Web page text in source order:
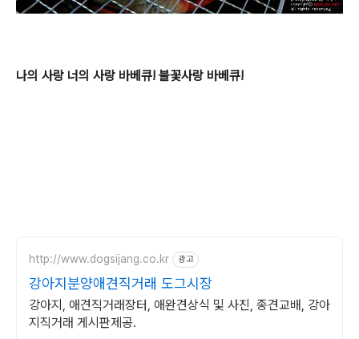
나의 사랑 너의 사랑 바베큐! 불꽃사랑 바베큐!
http://www.dogsijang.co.kr 광고
강아지분양애견직거래 도그시장
강아지, 애견직거래장터, 애완견상식 및 사진, 종견교배, 강아
지직거래 게시판제공.